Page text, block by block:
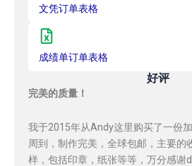
文凭订单表格
成绩单订单表格
好评
完美的质量！
我于2015年从Andy这里购买了一份
周到，制作完美，全球包邮，主要的
样，包括印章，纸张等等，万分感谢